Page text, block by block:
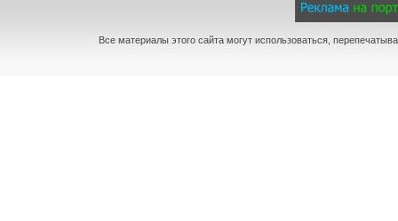
Все материалы этого сайта могут использоваться,